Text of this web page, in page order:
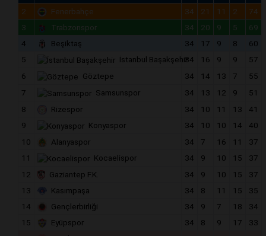
2
Fenerbahçe 34 21 11 2
74
3
Trabzonspor 34 20 9 5
69
4
Beşiktaş 34 17 9 8
60
5
İstanbul Başakşehir34 16 9 9
57
6
Göztepe 34 14 13 7
55
7
Samsunspor 34 13 12 9
51
8
Rizespor 34 10 11 13
41
9
Konyaspor 34 10 10 14
40
10
Alanyaspor 34 7 16 11
37
11
Kocaelispor 34 9 10 15
37
12
Gaziantep F.K. 34 9 10 15
37
13
Kasımpaşa 34 8 11 15
35
14
Gençlerbirliği 34 9 7 18
34
15
Eyüpspor 34 8 9 17
33